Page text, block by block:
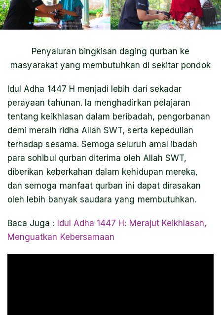
Penyaluran bingkisan daging qurban ke
masyarakat yang membutuhkan di sekitar pondok
Idul Adha 1447 H menjadi lebih dari sekadar
perayaan tahunan. Ia menghadirkan pelajaran
tentang keikhlasan dalam beribadah, pengorbanan
demi meraih ridha Allah SWT, serta kepedulian
terhadap sesama. Semoga seluruh amal ibadah
para sohibul qurban diterima oleh Allah SWT,
diberikan keberkahan dalam kehidupan mereka,
dan semoga manfaat qurban ini dapat dirasakan
oleh lebih banyak saudara yang membutuhkan.
Baca Juga : Idul Adha 1447 H: Merajut Keikhlasan,
Menguatkan Kebersamaan